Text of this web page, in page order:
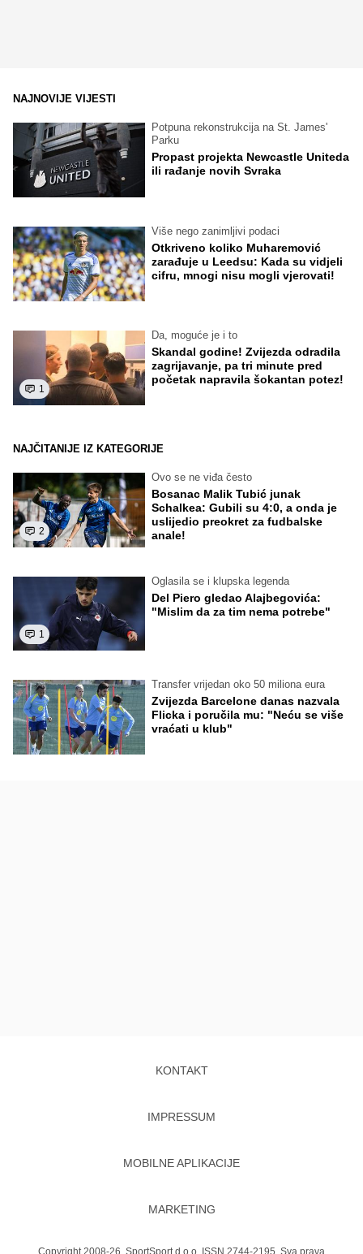
NAJNOVIJE VIJESTI
Potpuna rekonstrukcija na St. James'
Parku
Propast projekta Newcastle Uniteda
ili rađanje novih Svraka
Više nego zanimljivi podaci
Otkriveno koliko Muharemović
zarađuje u Leedsu: Kada su vidjeli
cifru, mnogi nisu mogli vjerovati!
1
Da, moguće je i to
Skandal godine! Zvijezda odradila
zagrijavanje, pa tri minute pred
početak napravila šokantan potez!
NAJČITANIJE IZ KATEGORIJE
2
Ovo se ne viđa često
Bosanac Malik Tubić junak
Schalkea: Gubili su 4:0, a onda je
uslijedio preokret za fudbalske
anale!
1
Oglasila se i klupska legenda
Del Piero gledao Alajbegovića:
"Mislim da za tim nema potrebe"
Transfer vrijedan oko 50 miliona eura
Zvijezda Barcelone danas nazvala
Flicka i poručila mu: "Neću se više
vraćati u klub"
KONTAKT
IMPRESSUM
MOBILNE APLIKACIJE
MARKETING